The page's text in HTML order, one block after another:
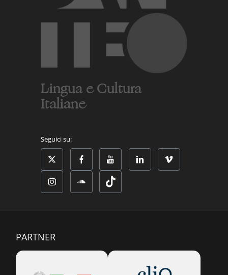
Lingua e Cultura
Italiane
Seguici su:
PARTNER